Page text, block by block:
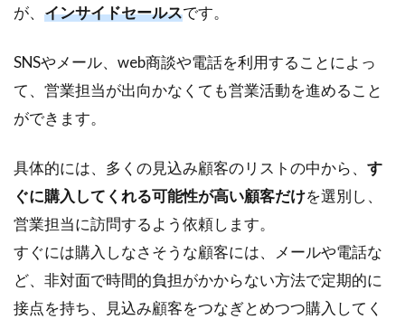
ド
ー
ル
ス
の
メ
リ
ッ
ト
3.1
デメ
リッ
ト①
が、 インサイドセールスです。
SNSやメール、web商談や電話を利用することによっ
て、営業担当が出向かなくても営業活動を進めること
ができます。
具体的には、多くの見込み顧客のリストの中から、 す
ぐに購入してくれる可能性が高い顧客だけを選別し、
営業担当に訪問するよう依頼します。
すぐには購入しなさそうな顧客には、メールや電話な
ど、非対面で時間的負担がかからない方法で定期的に
接点を持ち、見込み顧客をつなぎとめつつ購入してく